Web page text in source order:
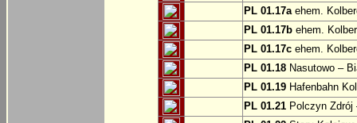
PL 01.17aehem.
PL 01.17b ehem.
PL 01.17c ehem.
PL 01.18 Nasutowo –
PL 01.19 Hafenbahn
PL 01.21 Polczyn